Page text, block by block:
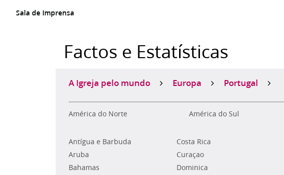
Sala de Imprensa
Factos e Estatísticas
A Igreja pelo mundo Europa Portugal
América do Norte América do Sul
Antígua e Barbuda
Aruba
Bahamas
Costa Rica
Curaçao
Dominica